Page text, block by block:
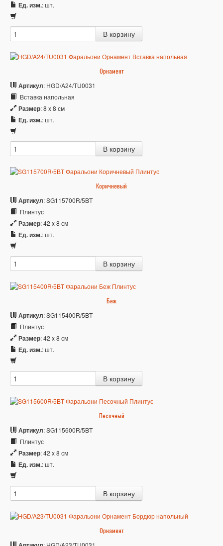
Ед. изм.: шт.
Орнамент
Артикул: HGD/A24/TU0031
Вставка напольная
Размер: 8 x 8 см
Ед. изм.: шт.
Коричневый
Артикул: SG115700R/5BT
Плинтус
Размер: 42 x 8 см
Ед. изм.: шт.
Беж
Артикул: SG115400R/5BT
Плинтус
Размер: 42 x 8 см
Ед. изм.: шт.
Песочный
Артикул: SG115600R/5BT
Плинтус
Размер: 42 x 8 см
Ед. изм.: шт.
Орнамент